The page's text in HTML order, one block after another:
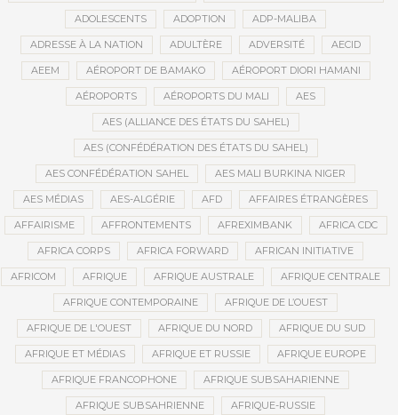
ADOLESCENTS ADOPTION ADP-MALIBA
ADRESSE À LA NATION ADULTÈRE ADVERSITÉ AECID
AEEM AÉROPORT DE BAMAKO AÉROPORT DIORI HAMANI
AÉROPORTS AÉROPORTS DU MALI AES
AES (ALLIANCE DES ÉTATS DU SAHEL)
AES (CONFÉDÉRATION DES ÉTATS DU SAHEL)
AES CONFÉDÉRATION SAHEL AES MALI BURKINA NIGER
AES MÉDIAS AES-ALGÉRIE AFD AFFAIRES ÉTRANGÈRES
AFFAIRISME AFFRONTEMENTS AFREXIMBANK AFRICA CDC
AFRICA CORPS AFRICA FORWARD AFRICAN INITIATIVE
AFRICOM AFRIQUE AFRIQUE AUSTRALE AFRIQUE CENTRALE
AFRIQUE CONTEMPORAINE AFRIQUE DE L’OUEST
AFRIQUE DE L'OUEST AFRIQUE DU NORD AFRIQUE DU SUD
AFRIQUE ET MÉDIAS AFRIQUE ET RUSSIE AFRIQUE EUROPE
AFRIQUE FRANCOPHONE AFRIQUE SUBSAHARIENNE
AFRIQUE SUBSAHRIENNE AFRIQUE-RUSSIE